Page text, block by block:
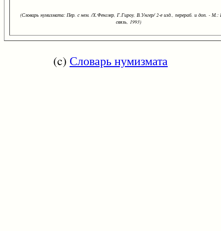
(Словарь нумизмата: Пер. с нем. /Х.Фенглер, Г.Гироу, В.Унгер/ 2-е изд., перераб. и доп. - М.:
связь, 1993)
(c) Словарь нумизмата